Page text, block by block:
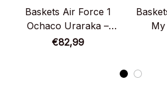
Baskets Air Force 1
Ochaco Uraraka –
Cadeau fans – My Hero
€82,99